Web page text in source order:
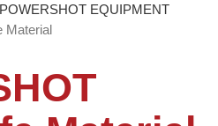
POWERSHOT EQUIPMENT
Material